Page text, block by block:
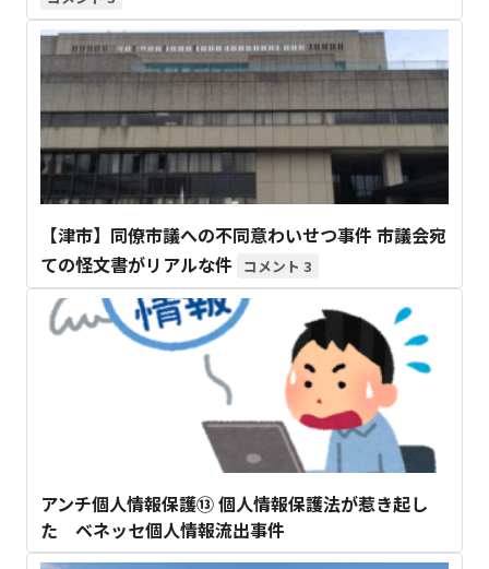
【津市】同僚市議への不同意わいせつ事件 市議会宛
ての怪文書がリアルな件
3
アンチ個人情報保護⑬ 個人情報保護法が惹き起し
た ベネッセ個人情報流出事件